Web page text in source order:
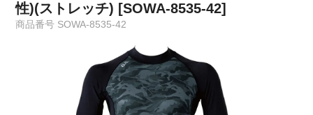
性)(ストレッチ) [SOWA-8535-42]
商品番号 SOWA-8535-42